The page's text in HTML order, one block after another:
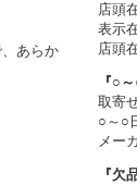
あらか
店頭
表示
店頭
『○
取寄
○～○
メー
『欠